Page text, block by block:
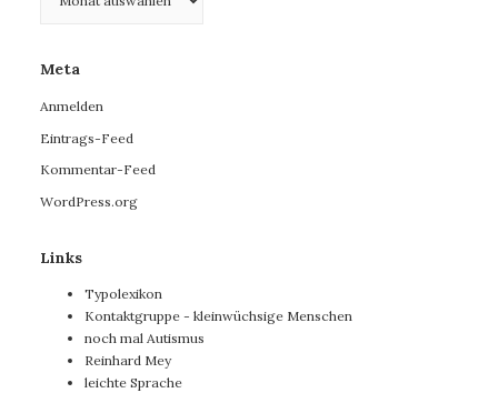
Meta
Anmelden
Eintrags-Feed
Kommentar-Feed
WordPress.org
Links
Typolexikon
Kontaktgruppe - kleinwüchsige Menschen
noch mal Autismus
Reinhard Mey
leichte Sprache